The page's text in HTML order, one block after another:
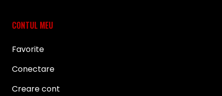
CONTUL MEU
Favorite
Conectare
Creare cont